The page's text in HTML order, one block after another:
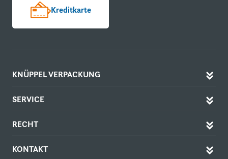
Kreditkarte
KNÜPPEL VERPACKUNG
SERVICE
RECHT
KONTAKT